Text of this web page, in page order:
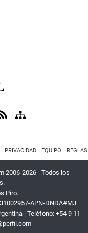
PRIVACIDAD EQUIPO
2006-2026 - Todos los
Piro.
APN-DNDA#MJ
| Teléfono: +54 9 11